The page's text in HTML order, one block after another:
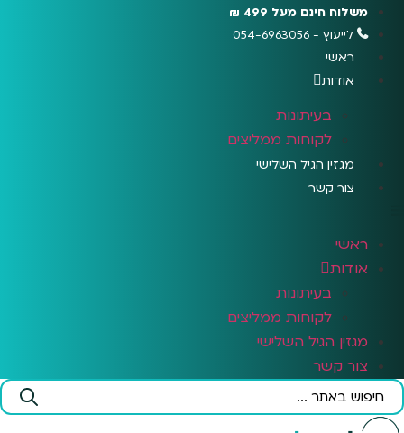
לתוכן
משלוח חינם מעל 499 ₪
לייעוץ - 054-6963056
ראשי
אודות
בעיתונות
לקוחות ממליצים
מגזין הגיל השלישי
צור קשר
ראשי
אודות
בעיתונות
לקוחות ממליצים
מגזין הגיל השלישי
צור קשר
Search
...